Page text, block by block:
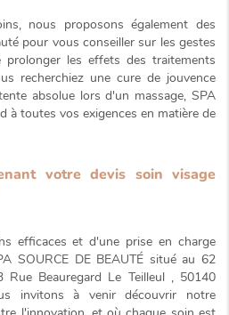
nous proposons également des
pour vous conseiller sur les gestes
les effets des traitements
recherchiez une cure de jouvence
absolue lors d'un massage, SPA
à toutes vos exigences en matière de
votre devis soin visage
efficaces et d'une prise en charge
SOURCE DE BEAUTÉ situé au 62
Beauregard Le Teilleul , 50140
invitons à venir découvrir notre